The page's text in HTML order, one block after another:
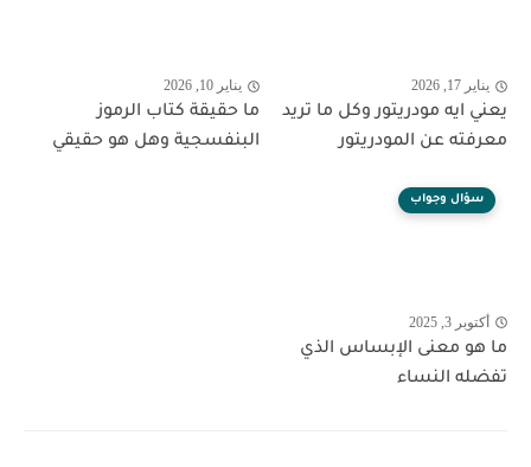
يناير 17, 2026
يعني ايه مودريتور وكل ما تريد
معرفته عن المودريتور
يناير 10, 2026
ما حقيقة كتاب الرموز
البنفسجية وهل هو حقيقي
سؤال وجواب
أكتوبر 3, 2025
ما هو معنى الإبساس الذي
تفضله النساء